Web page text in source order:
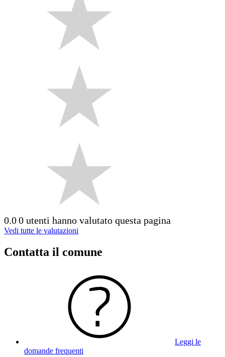
0.00 utenti hanno valutato questa pagina
Vedi tutte le valutazioni
Contatta il comune
Leggi le
domande frequenti